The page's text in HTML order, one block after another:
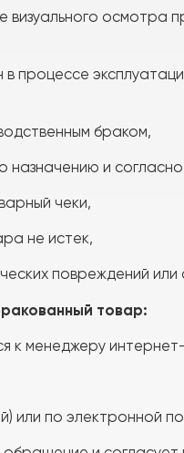
визуального осмотра
в процессе
браком,
назначению и
чеки,
не истек,
повреждений
товар:
к менеджеру
или по электронной